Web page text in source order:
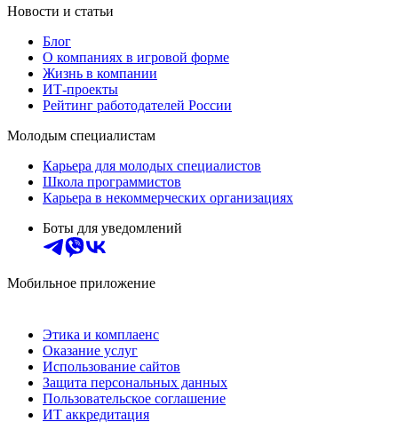
Новости и статьи
Блог
О компаниях в игровой форме
Жизнь в компании
ИТ-проекты
Рейтинг работодателей России
Молодым специалистам
Карьера для молодых специалистов
Школа программистов
Карьера в некоммерческих организациях
Боты для уведомлений
Мобильное приложение
Этика и комплаенс
Оказание услуг
Использование сайтов
Защита персональных данных
Пользовательское соглашение
ИТ аккредитация